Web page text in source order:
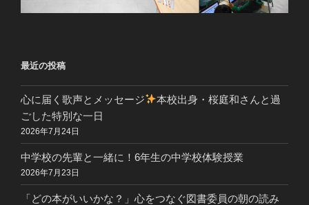
最近の投稿
心に届く歌声とメッセージ
本校出身・桜庭和さんと過
ごした特別な一日
2026年7月24日
中学校の先輩と一緒に！6年生の中学校体験授業
2026年7月23日
「どの本がいいかな？」心をつなぐ図書委員の朝の読み